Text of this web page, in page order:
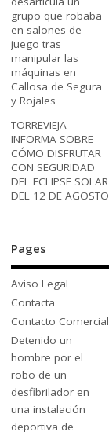
grupo que robaba
en salones de
juego tras
manipular las
máquinas en
Callosa de Segura
y Rojales
TORREVIEJA
INFORMA SOBRE
CÓMO DISFRUTAR
CON SEGURIDAD
DEL ECLIPSE SOLAR
DEL 12 DE AGOSTO
Pages
Aviso Legal
Contacta
Contacto Comercial
Detenido un
hombre por el
robo de un
desfibrilador en
una instalación
deportiva de